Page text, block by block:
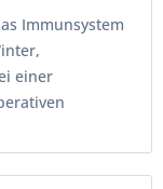
Immunsystem
einer